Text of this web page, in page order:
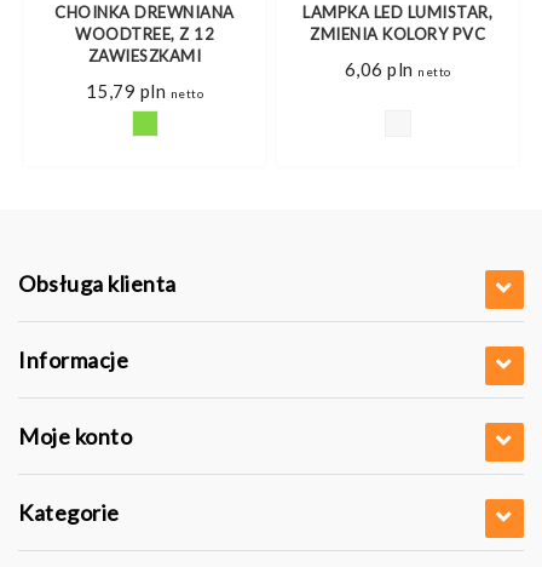
CHOINKA DREWNIANA
WOODTREE, Z 12
ZAWIESZKAMI
15,79 pln netto
LAMPKA LED LUMISTAR,
ZMIENIA KOLORY PVC
6,06 pln netto
Obsługa klienta
Informacje
Moje konto
Kategorie